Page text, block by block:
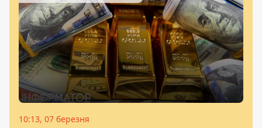
10:13, 07 березня